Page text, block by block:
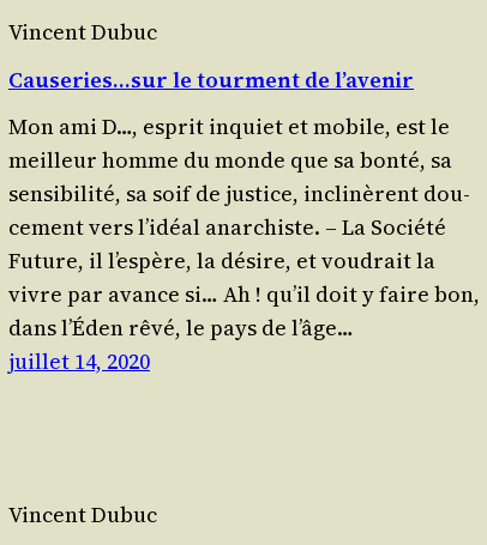
Vincent Dubuc
Causeries…sur le tourment de l’avenir
Mon ami D…, esprit inquiet et mobile, est le
meilleur homme du monde que sa bon­té, sa
sen­si­bi­li­té, sa soif de jus­tice, incli­nèrent dou­
ce­ment vers l’idéal anar­chiste. – La Socié­té
Future, il l’espère, la désire, et vou­drait la
vivre par avance si… Ah ! qu’il doit y faire bon,
dans l’Éden rêvé, le pays de l’âge…
juillet 14, 2020
Vincent Dubuc